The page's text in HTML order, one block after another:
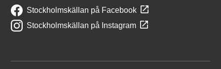
Stockholmskällan på Facebook
Stockholmskällan på Instagram